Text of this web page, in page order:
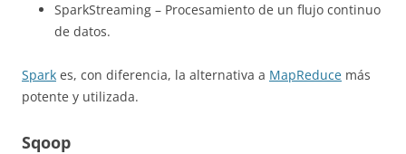
SparkStreaming – Procesamiento de un flujo continuo
de datos.
Spark es, con diferencia, la alternativa a MapReduce más
potente y utilizada.
Sqoop